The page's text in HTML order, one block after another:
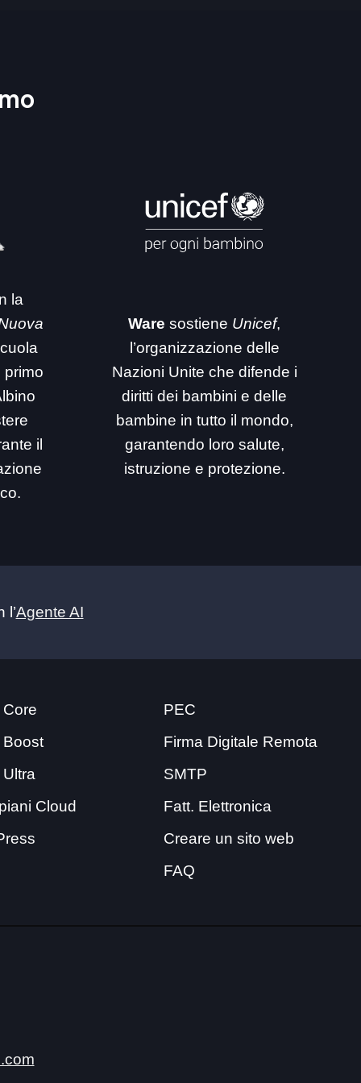
la
primo
il
Ware sostiene Unicef,
l’organizzazione delle
Nazioni Unite che difende i
diritti dei bambini e delle
bambine in tutto il mondo,
garantendo loro salute,
istruzione e protezione.
l’Agente AI
Cloud
PEC
Firma Digitale Remota
SMTP
Fatt. Elettronica
Creare un sito web
FAQ